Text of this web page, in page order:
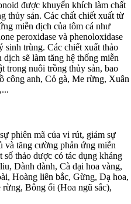
được khuyến khích làm chất
thủy sản. Các chất chiết xuất từ
miễn dịch của tôm cá như
peroxidase và phenoloxidase
sinh trùng. Các chiết xuất thảo
sẽ làm tăng hệ thống miễn
trong nuôi trồng thủy sản, bao
công anh, Cỏ gà, Me rừng, Xuân
phiên mã của vi rút, giảm sự
và tăng cường phản ứng miễn
thảo dược có tác dụng kháng
Dành dành, Cà dại hoa vàng,
Hoàng liên bắc, Gừng, Dạ hoa,
Bông ổi (Hoa ngũ sắc),